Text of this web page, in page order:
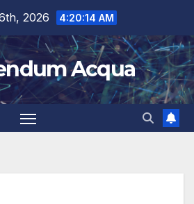
2026 4:20:14 AM
Acqua